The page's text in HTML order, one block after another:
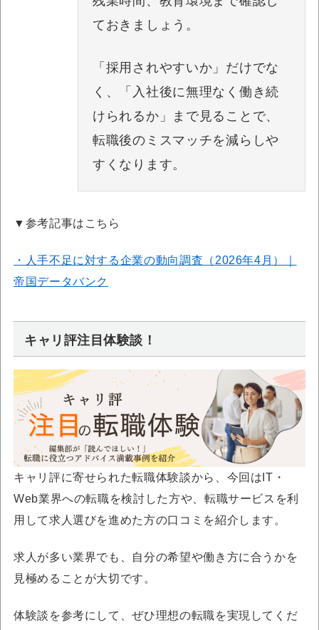
ておきましょう。
「採用されやすいか」だけでな
く、「入社後に無理なく働き続
けられるか」まで見ることで、
転職後のミスマッチを減らしや
すくなります。
▼参考記事はこちら
・人手不足に対する企業の動向調査（2026年4月）｜
帝国データバンク
キャリ評注目体験談！
キャリ評に寄せられた転職体験談から、今回はIT・
Web業界への転職を検討した方や、転職サービスを利
用して求人選びを進めた方の口コミを紹介します。
求人が多い業界でも、自分の希望や働き方に合うかを
見極めることが大切です。
体験談を参考にして、ぜひ理想の転職を実現してくだ